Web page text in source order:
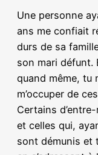
Une personne
ans me confiait
durs de sa
son mari défunt.
quand même, tu
m’occuper de
Certains
et celles qui,
sont démunis et